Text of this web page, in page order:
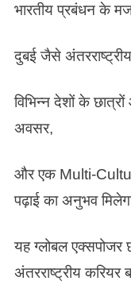
भारतीय प्रबंधन के
दुबई जैसे
विभिन्न देशों के
अवसर,
और एक Multi-
पढ़ाई का अनुभव
यह ग्लोबल एक्सपोजर
अंतरराष्ट्रीय करियर